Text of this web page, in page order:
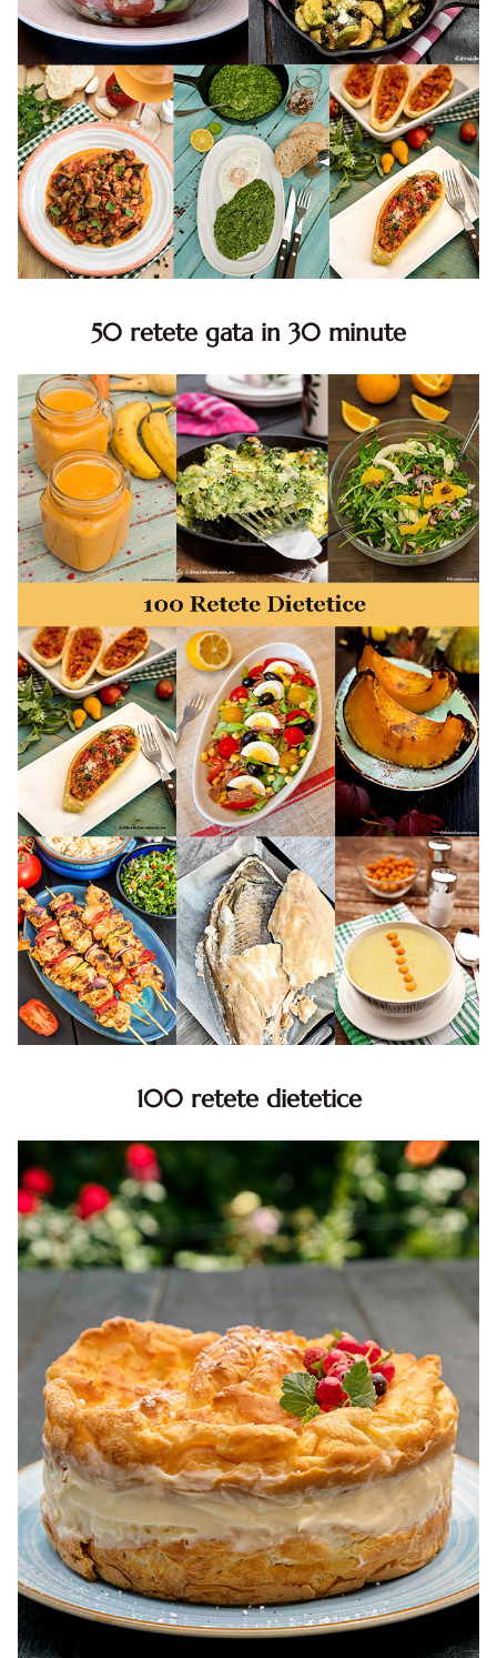
50 retete gata in 30 minute
minute. Retete rapide. Retete rapide de mancare. Idei
retete mancare rapid
100 retete dietetice
dietetice. Idei retete dietetice. 100 Retete mancare
pentru dieta.